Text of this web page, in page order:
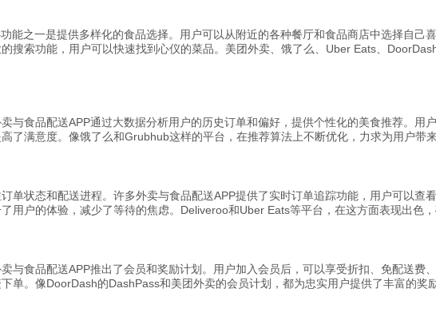
能之一是提供多样化的食品选择。用户可以从附近的各种餐厅和食品商店中选择自己
搜索功能，用户可以快速找到心仪的菜品。美团外卖、饿了么、Uber Eats、
与食品配送APP通过大数据分析用户的历史订单和偏好，提供个性化的美食推荐。用
了满意度。像饿了么和Grubhub这样的平台，在推荐算法上不断优化，力求为用户带
单状态和配送进程。许多外卖与食品配送APP提供了实时订单追踪功能，用户可以查
用户的体验，减少了等待的焦虑。Deliveroo和Uber Eats等平台，在这方面表现出色，
与食品配送APP推出了会员和奖励计划。用户加入会员后，可以享受折扣、免配送费
单。像DoorDash的DashPass和美团外卖的会员计划，都为忠实用户提供了丰富的奖